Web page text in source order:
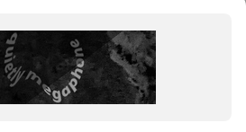
Контакты
700-80-40
410-56-23